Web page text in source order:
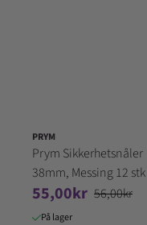
PRYM
Prym Sikkerhetsnåler
38mm, Messing 12 stk
55,00kr 56,00kr
På lager